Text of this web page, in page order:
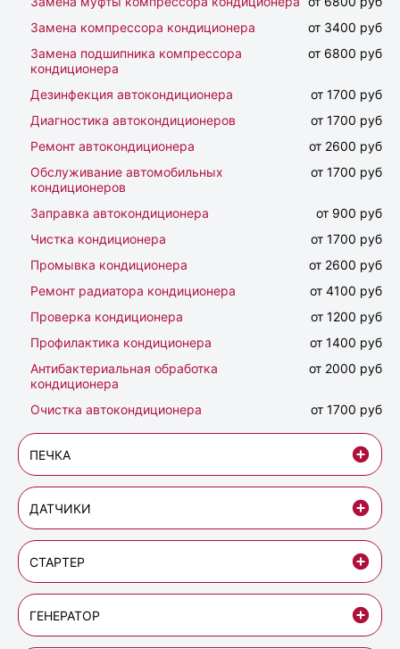
Замена компрессора кондиционера
от 3400 руб
Замена подшипника компрессора
кондиционера
от 6800 руб
Дезинфекция автокондиционера
от 1700 руб
Диагностика автокондиционеров
от 1700 руб
Ремонт автокондиционера
от 2600 руб
Обслуживание автомобильных
кондиционеров
от 1700 руб
Заправка автокондиционера
от 900 руб
Чистка кондиционера
от 1700 руб
Промывка кондиционера
от 2600 руб
Ремонт радиатора кондиционера
от 4100 руб
Проверка кондиционера
от 1200 руб
Профилактика кондиционера
от 1400 руб
Антибактериальная обработка
кондиционера
от 2000 руб
Очистка автокондиционера от 1700 руб
ПЕЧКА
ДАТЧИКИ
СТАРТЕР
ГЕНЕРАТОР